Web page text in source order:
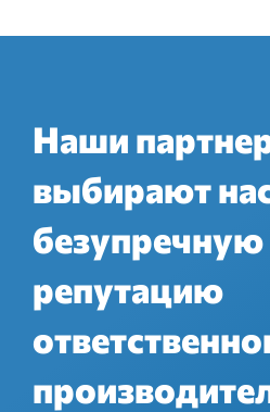
Наши
выбирают
безупречную
репутацию